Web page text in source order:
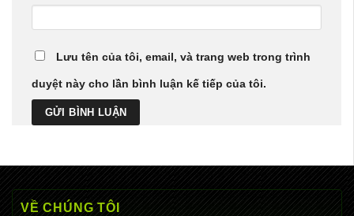
VỀ CHÚNG TÔI
Lưu tên của tôi, email, và trang web trong trình
duyệt này cho lần bình luận kế tiếp của tôi.